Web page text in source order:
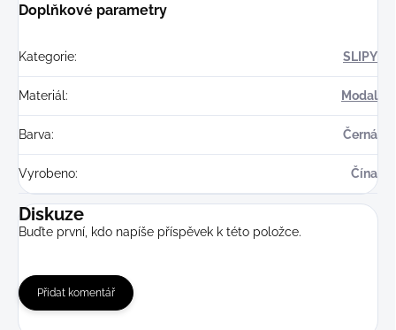
Doplňkové parametry
Kategorie: SLIPY
Materiál : Modal
Barva: Černá
Vyrobeno: Čína
Diskuze
Buďte první, kdo napíše příspěvek k této položce.
Přidat komentář